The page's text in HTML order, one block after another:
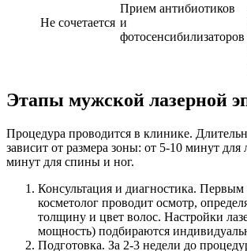
Не сочетается
Прием антибиотиков
и
фотосенсибилизаторов
Этапы мужской лазерной
Процедура проводится в клинике.
зависит от размера зоны: от 5-10 минут для
минут для спины и ног.
Консультация и диагностика. Первым
косметолог проводит осмотр,
толщину и цвет волос. Настройки
мощность) подбираются
Подготовка. За 2-3 недели до